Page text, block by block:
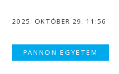
2025. OKTÓBER 29. 11:56
PANNON EGYETEM